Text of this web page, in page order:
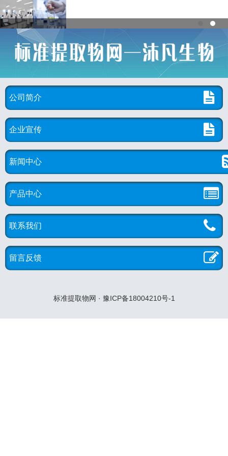
公司简介
企业宣传
新闻中心
产品中心
联系我们
留言反馈
标准提取物网 · 豫ICP备18004210号-1